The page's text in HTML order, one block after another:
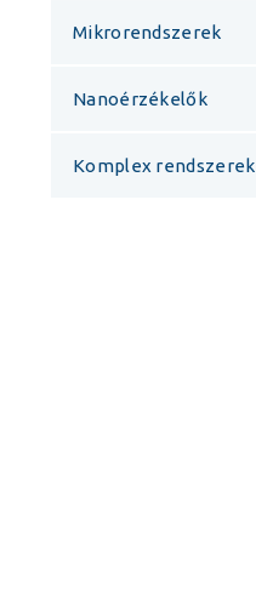
Mikrorendszerek
Nanoérzékelők
Komplex rendszerek